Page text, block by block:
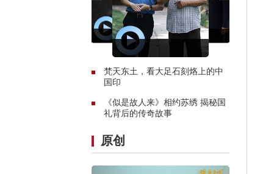
梵天东土，看大足石刻烙上的中
国印
《似是故人来》相约苏绣 揭秘国
礼背后的传奇故事
原创